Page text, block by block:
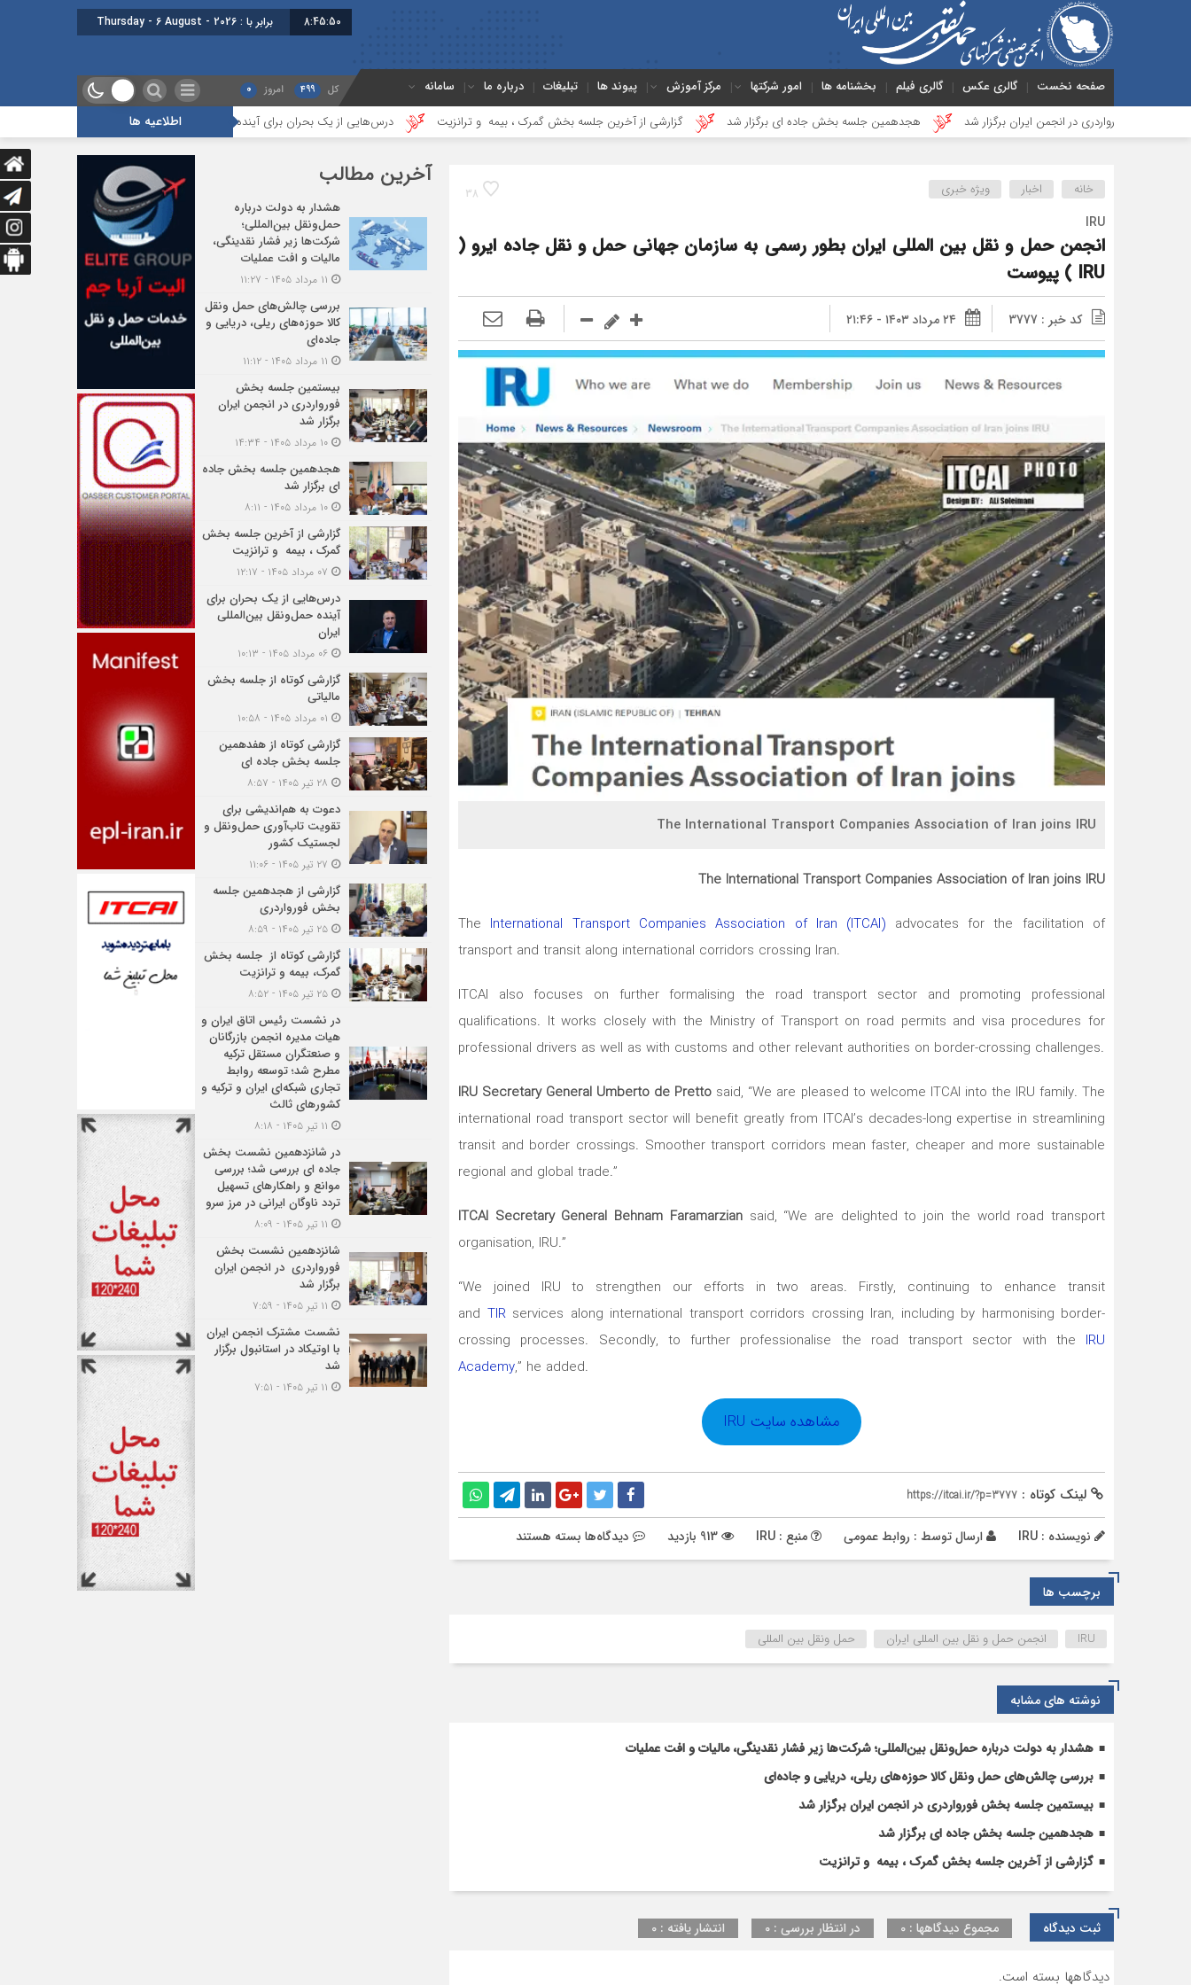
8:45:51 برابر با : Thursday - 6 August - 2026
صفحه نخست گالری عکس گالری فیلم بخشنامه ها امور شرکتها مرکز آموزش پیوند ها تبلیغات درباره ما سامانه کل 499 امروز 0
اطلاعیه ها در انجمن ایران برگزار شد هجدهمین جلسه بخش جاده ای برگزار شد گزارشی از آخرین جلسه بخش گمرک ، بیمه و ترانزیت درس‌هایی از یک بحران برای آینده حمل‌ونقل بین‌المللی ایران گزارشی کوتاه از جلسه بخش
38 خانه اخبار ویژه خبری
IRU
انجمن حمل و نقل بین المللی ایران بطور رسمی به سازمان جهانی حمل و نقل جاده ایرو (
IRU ) پیوست
کد خبر : 3777 ۲۴ مرداد ۱۴۰۳ - ۲۱:۴۶
The International Transport Companies Association of Iran joins IRU
The International Transport Companies Association of Iran joins IRU
The International Transport Companies Association of Iran (ITCAI) advocates for the facilitation of
transport and transit along international corridors crossing Iran.
ITCAI also focuses on further formalising the road transport sector and promoting professional
qualifications. It works closely with the Ministry of Transport on road permits and visa procedures for
professional drivers as well as with customs and other relevant authorities on border-crossing challenges.
IRU Secretary General Umberto de Pretto said, “We are pleased to welcome ITCAI into the IRU family. The
international road transport sector will benefit greatly from ITCAI’s decades-long expertise in streamlining
transit and border crossings. Smoother transport corridors mean faster, cheaper and more sustainable
regional and global trade.”
ITCAI Secretary General Behnam Faramarziansaid, “We are delighted to join the world road transport
organisation, IRU.”
“We joined IRU to strengthen our efforts in two areas. Firstly, continuing to enhance transit
and TIR services along international transport corridors crossing Iran, including by harmonising border-
crossing processes. Secondly, to further professionalise the road transport sector with the IRU
Academy,” he added.
مشاهده سایت IRU
لینک کوتاه : https://itcai.ir/?p=3777
نویسنده : IRU ارسال توسط : روابط عمومی منبع : IRU دیدگاه‌ها برای
انجمن
(
بسته هستند
برچسب ها
IRU انجمن حمل و نقل بین المللی ایران حمل ونقل بین المللی
نوشته های مشابه
هشدار به دولت درباره حمل‌ونقل بین‌المللی؛ شرکت‌ها زیر فشار نقدینگی، مالیات و افت عملیات
بررسی چالش‌های حمل ونقل کالا حوزه‌های ریلی، دریایی و جاده‌ای
بیستمین جلسه بخش فورواردری در انجمن ایران برگزار شد
هجدهمین جلسه بخش جاده ای برگزار شد
گزارشی از آخرین جلسه بخش گمرک ، بیمه و ترانزیت
ثبت دیدگاه مجموع دیدگاهها : 0 در انتظار بررسی : 0 انتشار یافته : 0
دیدگاهها بسته است.
آخرین مطالب
هشدار به دولت درباره
حمل‌ونقل بین‌المللی؛
شرکت‌ها زیر فشار نقدینگی،
مالیات و افت عملیات
بررسی چالش‌های حمل ونقل
کالا حوزه‌های ریلی، دریایی و
جاده‌ای
بیستمین جلسه بخش
فورواردری در انجمن ایران
برگزار شد
۱۰ مرداد ۱۴۰۵ - ۱۴:۳۴
هجدهمین جلسه بخش جاده
ای برگزار شد
۱۰ مرداد ۱۴۰۵ - ۸:۱۱
گزارشی از آخرین جلسه بخش
گمرک ، بیمه و ترانزیت
درس‌هایی از یک بحران برای
آینده حمل‌ونقل بین‌المللی
ایران
گزارشی کوتاه از جلسه بخش
مالیاتی
گزارشی کوتاه از هفدهمین
جلسه بخش جاده ای
دعوت به هم‌اندیشی برای
تقویت تاب‌آوری حمل‌ونقل و
لجستیک کشور
گزارشی از هجدهمین جلسه
بخش فورواردری
۲۵ تیر ۱۴۰۵ - ۸:۵۹
گزارشی کوتاه از جلسه بخش
گمرک، بیمه و ترانزیت
۲۵ تیر ۱۴۰۵ - ۸:۵۲
در نشست رئیس اتاق ایران و
هیات مدیره انجمن بازرگانان
و صنعتگران مستقل ترکیه
مطرح شد؛ توسعه روابط
تجاری شبکه‌ای ایران و ترکیه و
کشورهای ثالث
در شانزدهمین نشست بخش
جاده ای بررسی شد؛ بررسی
موانع و راهکارهای تسهیل
تردد ناوگان ایرانی در مرز سرو
شانزدهمین نشست بخش
فورواردری در انجمن ایران
برگزار شد
نشست مشترک انجمن ایران
با اوتیکاد در استانبول برگزار
شد